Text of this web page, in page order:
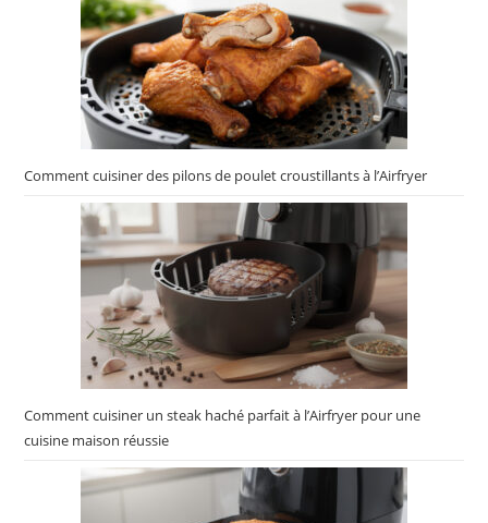
Comment cuisiner des pilons de poulet croustillants à l’Airfryer
Comment cuisiner un steak haché parfait à l’Airfryer pour une
cuisine maison réussie